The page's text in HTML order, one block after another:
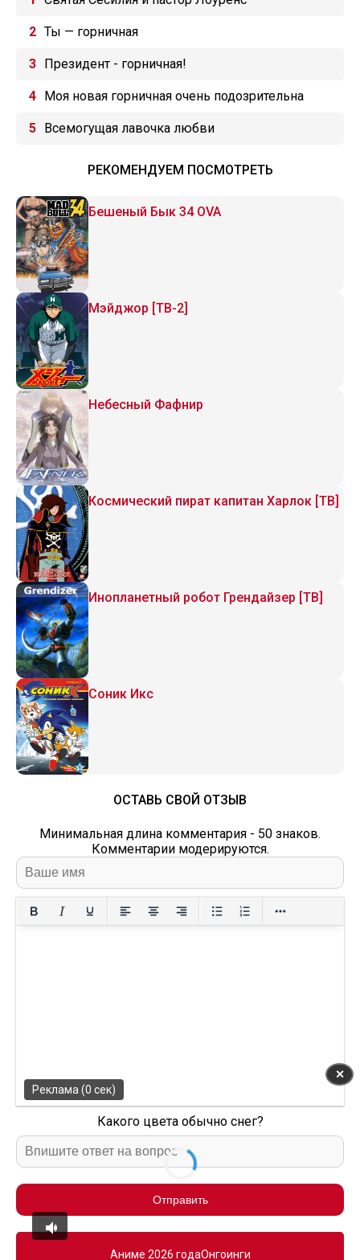
Ты — горничная
Президент - горничная!
Моя новая горничная очень подозрительна
Всемогущая лавочка любви
РЕКОМЕНДУЕМ ПОСМОТРЕТЬ
Бешеный Бык 34 OVA
Мэйджор [ТВ-2]
Небесный Фафнир
Космический пират капитан Харлок [ТВ]
Инопланетный робот Грендайзер [ТВ]
Соник Икс
ОСТАВЬ СВОЙ ОТЗЫВ
Минимальная длина комментария - 50 знаков.
Комментарии модерируются.
Какого цвета обычно снег?
Отправить
Аниме 2026 годаОнгоинги
✕
Реклама (0 сек)